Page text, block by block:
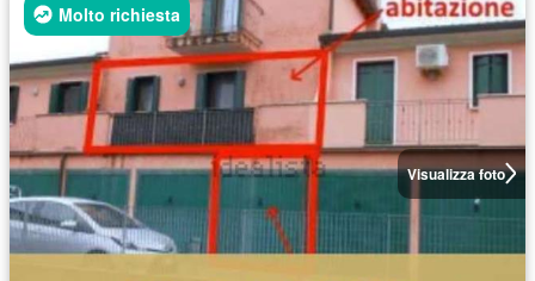
Visualizza foto
Molto richiesta